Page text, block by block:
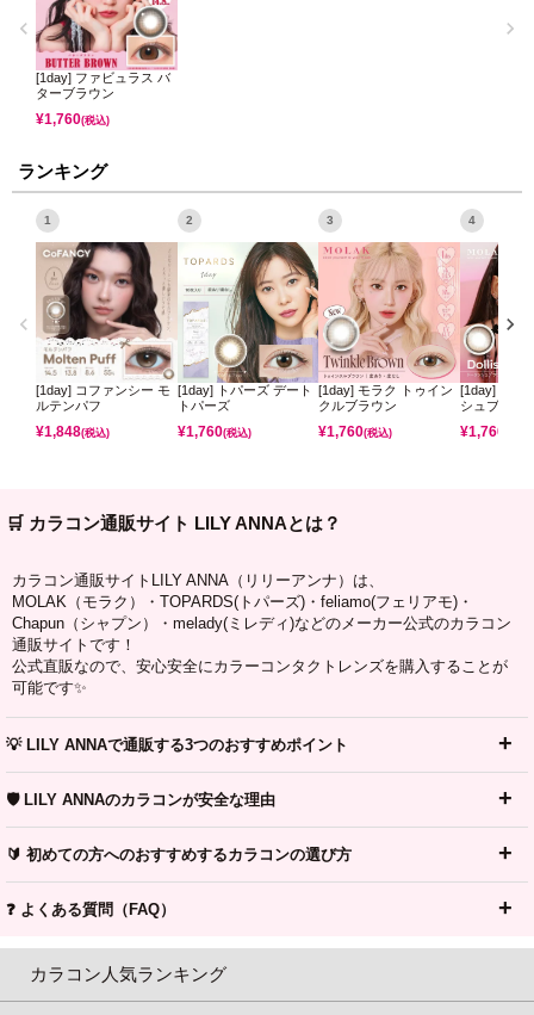
[1day] ファビュラス バ
ターブラウン
¥1,760(税込)
ランキング
1
[1day] コファンシー モ
ルテンパフ
¥1,848(税込)
2
[1day] トパーズ デート
トパーズ
¥1,760(税込)
3
[1day] モラク トゥイン
クルブラウン
¥1,760(税込)
4
[1day] モラ
シュブラウ
¥1,760
🛒 カラコン通販サイト LILY ANNAとは？
カラコン通販サイトLILY ANNA（リリーアンナ）は、
MOLAK（モラク）・TOPARDS(トパーズ)・feliamo(フェリアモ)・
Chapun（シャプン）・melady(ミレディ)などのメーカー公式のカラコン
通販サイトです！
公式直販なので、安心安全にカラーコンタクトレンズを購入することが
可能です✨
💡 LILY ANNAで通販する3つのおすすめポイント
🛡️ LILY ANNAのカラコンが安全な理由
🔰 初めての方へのおすすめするカラコンの選び方
❓ よくある質問（FAQ）
カラコン人気ランキング